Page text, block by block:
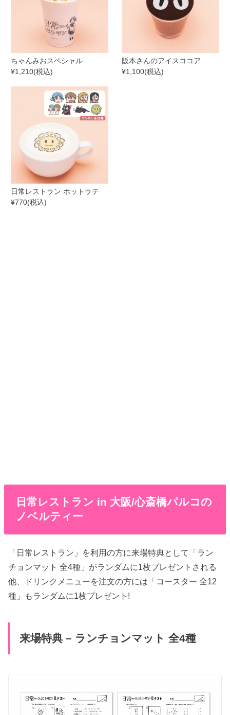
ちゃんみおスペシャル
¥1,210(税込)
阪本さんのアイスココア
¥1,100(税込)
日常レストラン ホットラテ
¥770(税込)
日常レストラン in 大阪/心斎橋パルコの
ノベルティー
「日常レストラン」を利用の方に来場特典として「ラン
チョンマット 全4種」がランダムに1枚プレゼントされる
他、ドリンクメニューを注文の方には「コースター 全12
種」もランダムに1枚プレゼント!
来場特典 – ランチョンマット 全4種